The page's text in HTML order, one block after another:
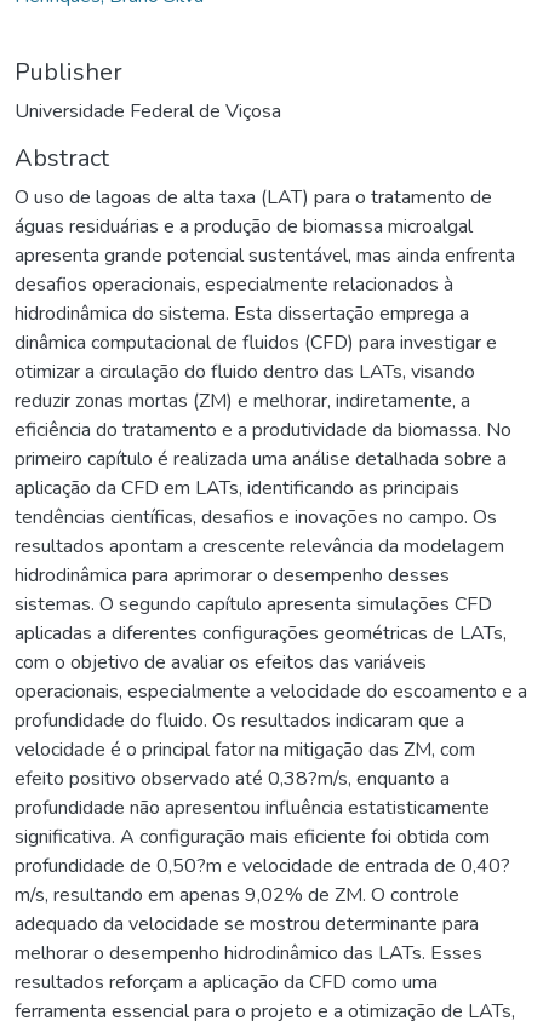
Publisher
Universidade Federal de Viçosa
Abstract
O uso de lagoas de alta taxa (LAT) para o tratamento de
águas residuárias e a produção de biomassa microalgal
apresenta grande potencial sustentável, mas ainda enfrenta
desafios operacionais, especialmente relacionados à
hidrodinâmica do sistema. Esta dissertação emprega a
dinâmica computacional de fluidos (CFD) para investigar e
otimizar a circulação do fluido dentro das LATs, visando
reduzir zonas mortas (ZM) e melhorar, indiretamente, a
eficiência do tratamento e a produtividade da biomassa. No
primeiro capítulo é realizada uma análise detalhada sobre a
aplicação da CFD em LATs, identificando as principais
tendências científicas, desafios e inovações no campo. Os
resultados apontam a crescente relevância da modelagem
hidrodinâmica para aprimorar o desempenho desses
sistemas. O segundo capítulo apresenta simulações CFD
aplicadas a diferentes configurações geométricas de LATs,
com o objetivo de avaliar os efeitos das variáveis
operacionais, especialmente a velocidade do escoamento e a
profundidade do fluido. Os resultados indicaram que a
velocidade é o principal fator na mitigação das ZM, com
efeito positivo observado até 0,38?m/s, enquanto a
profundidade não apresentou influência estatisticamente
significativa. A configuração mais eficiente foi obtida com
profundidade de 0,50?m e velocidade de entrada de 0,40?
m/s, resultando em apenas 9,02% de ZM. O controle
adequado da velocidade se mostrou determinante para
melhorar o desempenho hidrodinâmico das LATs. Esses
resultados reforçam a aplicação da CFD como uma
ferramenta essencial para o projeto e a otimização de LATs,